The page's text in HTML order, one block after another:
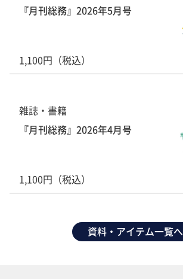
『月刊総務』2026年5月号
1,100円（税込）
雑誌・書籍
『月刊総務』2026年4月号
1,100円（税込）
資料・アイテム一覧へ